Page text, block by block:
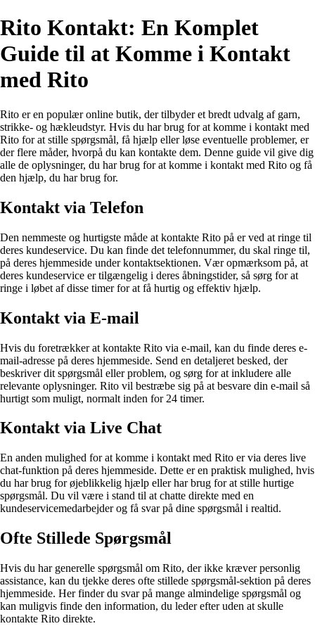
Rito Kontakt: En Komplet
Guide til at Komme i Kontakt
med Rito
Rito er en populær online butik, der tilbyder et bredt udvalg af garn,
strikke- og hækleudstyr. Hvis du har brug for at komme i kontakt med
Rito for at stille spørgsmål, få hjælp eller løse eventuelle problemer, er
der flere måder, hvorpå du kan kontakte dem. Denne guide vil give dig
alle de oplysninger, du har brug for at komme i kontakt med Rito og få
den hjælp, du har brug for.
Kontakt via Telefon
Den nemmeste og hurtigste måde at kontakte Rito på er ved at ringe til
deres kundeservice. Du kan finde det telefonnummer, du skal ringe til,
på deres hjemmeside under kontaktsektionen. Vær opmærksom på, at
deres kundeservice er tilgængelig i deres åbningstider, så sørg for at
ringe i løbet af disse timer for at få hurtig og effektiv hjælp.
Kontakt via E-mail
Hvis du foretrækker at kontakte Rito via e-mail, kan du finde deres e-
mail-adresse på deres hjemmeside. Send en detaljeret besked, der
beskriver dit spørgsmål eller problem, og sørg for at inkludere alle
relevante oplysninger. Rito vil bestræbe sig på at besvare din e-mail så
hurtigt som muligt, normalt inden for 24 timer.
Kontakt via Live Chat
En anden mulighed for at komme i kontakt med Rito er via deres live
chat-funktion på deres hjemmeside. Dette er en praktisk mulighed, hvis
du har brug for øjeblikkelig hjælp eller har brug for at stille hurtige
spørgsmål. Du vil være i stand til at chatte direkte med en
kundeservicemedarbejder og få svar på dine spørgsmål i realtid.
Ofte Stillede Spørgsmål
Hvis du har generelle spørgsmål om Rito, der ikke kræver personlig
assistance, kan du tjekke deres ofte stillede spørgsmål-sektion på deres
hjemmeside. Her finder du svar på mange almindelige spørgsmål og
kan muligvis finde den information, du leder efter uden at skulle
kontakte Rito direkte.